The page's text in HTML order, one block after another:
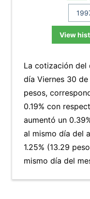
View
La cotización del
día Viernes 30
pesos,
0.19% con
aumentó un
al mismo día del
1.25% (13.29
mismo día del